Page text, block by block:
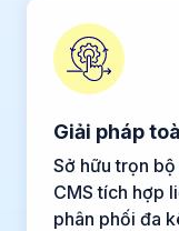
Giải pháp
Sở hữu trọn
CMS tích hợp
phân phối đa